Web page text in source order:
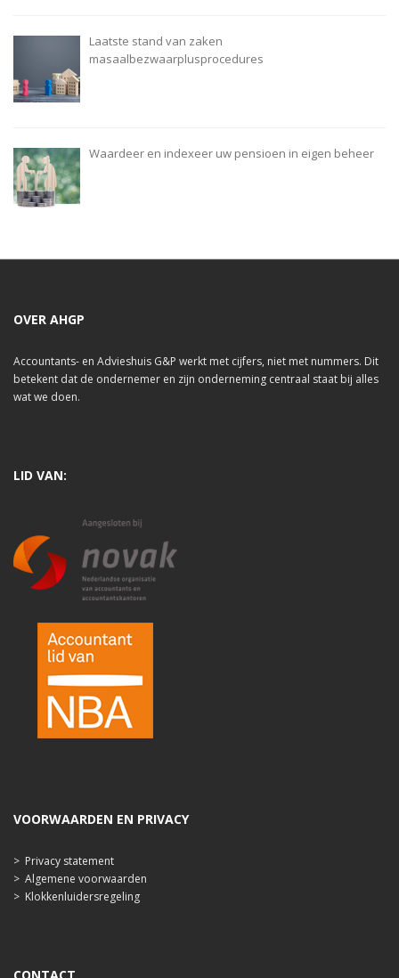
Laatste stand van zaken
masaalbezwaarplusprocedures
Waardeer en indexeer uw pensioen in eigen beheer
OVER AHGP
Accountants- en Advieshuis G&P werkt met cijfers, niet met nummers. Dit
betekent dat de ondernemer en zijn onderneming centraal staat bij alles
wat we doen.
LID VAN:
VOORWAARDEN EN PRIVACY
> Privacy statement
> Algemene voorwaarden
> Klokkenluidersregeling